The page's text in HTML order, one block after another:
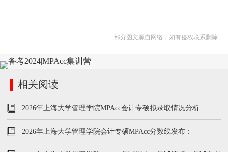
部分图文源自网络，如有侵权联系删除
相关阅读
2026年上海大学管理学院MPAcc会计专硕拟录取情况分析
2026年上海大学管理学院会计专硕MPAcc分数线发布：